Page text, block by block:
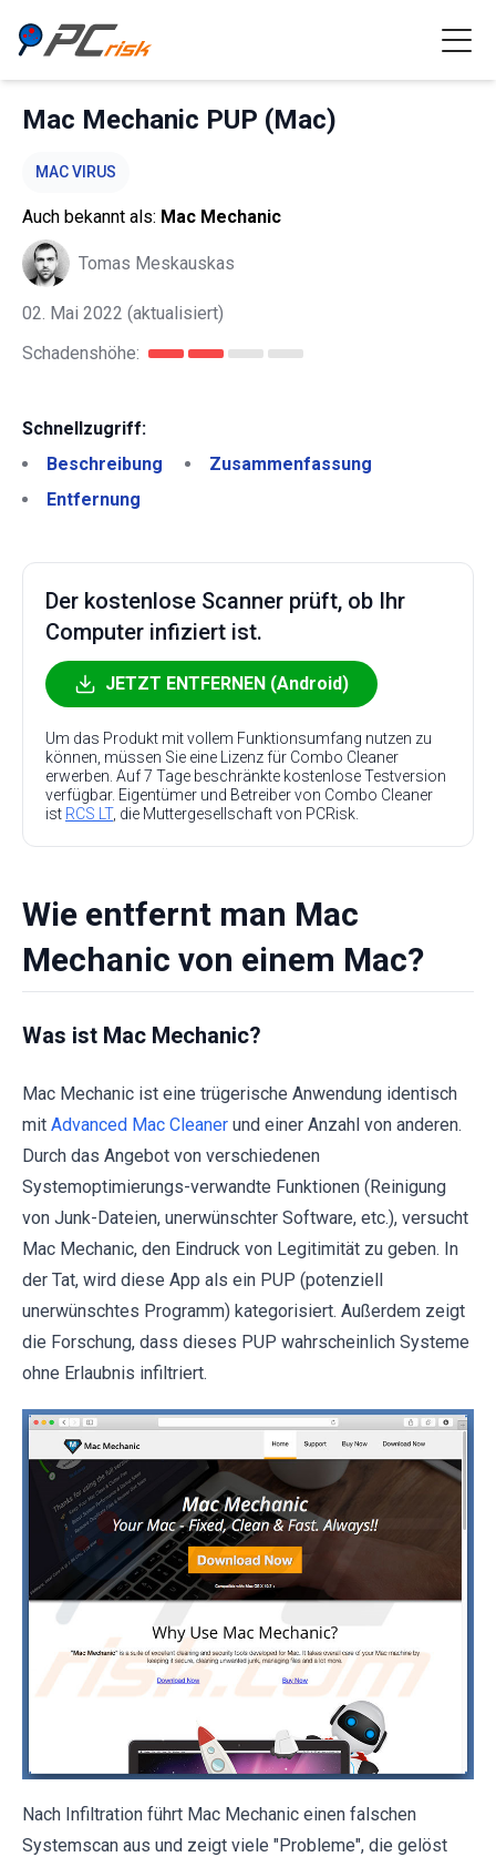
Mac Mechanic PUP (Mac)
MAC VIRUS
Auch bekannt als: Mac Mechanic
Tomas Meskauskas
02. Mai 2022 (aktualisiert)
Schadenshöhe:
Schnellzugriff:
Beschreibung
Zusammenfassung
Entfernung
Der kostenlose Scanner prüft, ob Ihr
Computer infiziert ist.
JETZT ENTFERNEN (Android)
Um das Produkt mit vollem Funktionsumfang nutzen zu
können, müssen Sie eine Lizenz für Combo Cleaner
erwerben. Auf 7 Tage beschränkte kostenlose Testversion
verfügbar. Eigentümer und Betreiber von Combo Cleaner
ist RCS LT, die Muttergesellschaft von PCRisk.
Wie entfernt man Mac
Mechanic von einem Mac?
Was ist Mac Mechanic?
Mac Mechanic ist eine trügerische Anwendung identisch
mit Advanced Mac Cleaner und einer Anzahl von anderen.
Durch das Angebot von verschiedenen
Systemoptimierungs-verwandte Funktionen (Reinigung
von Junk-Dateien, unerwünschter Software, etc.), versucht
Mac Mechanic, den Eindruck von Legitimität zu geben. In
der Tat, wird diese App als ein PUP (potenziell
unerwünschtes Programm) kategorisiert. Außerdem zeigt
die Forschung, dass dieses PUP wahrscheinlich Systeme
ohne Erlaubnis infiltriert.
Nach Infiltration führt Mac Mechanic einen falschen
Systemscan aus und zeigt viele "Probleme", die gelöst